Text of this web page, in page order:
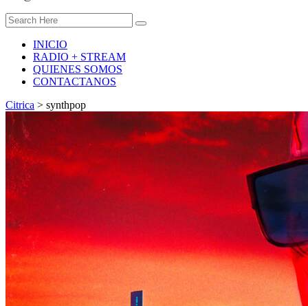
INICIO
RADIO + STREAM
QUIENES SOMOS
CONTACTANOS
Citrica > synthpop